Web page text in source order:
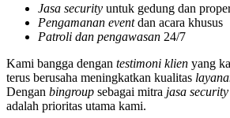
Jasa security untuk gedung dan
Pengamanan eventdan acara khusus
Patroli dan pengawasan 24/7
Kami bangga dengan testimoni klien yang
terus berusaha meningkatkan kualitas
Dengan bingroup sebagai mitra jasa security
adalah prioritas utama kami.